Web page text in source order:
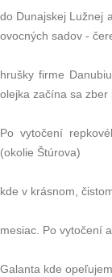
do Dunajskej Lužnej
ovocných sadov -
hrušky firme
olejka začína sa zber
Po vytočení
(okolie Štúrova)
kde v krásnom,
mesiac. Po vytočení
Galanta kde